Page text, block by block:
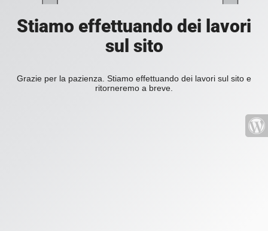
Stiamo effettuando dei lavori
sul sito
Grazie per la pazienza. Stiamo effettuando dei lavori sul sito e
ritorneremo a breve.